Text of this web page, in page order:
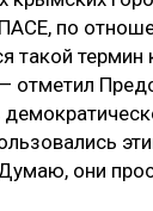
по
такой
отметил
они